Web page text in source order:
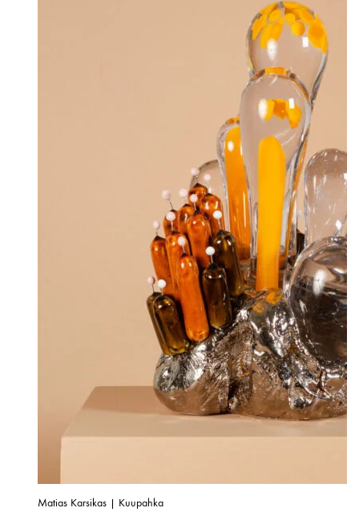
Matias Karsikas | Kuupahka